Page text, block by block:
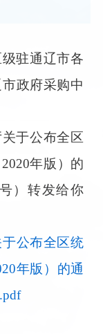
驻通辽市各
政府采购中
于公布全区
年版）的
）转发给你
于公布全区统
年版）的通